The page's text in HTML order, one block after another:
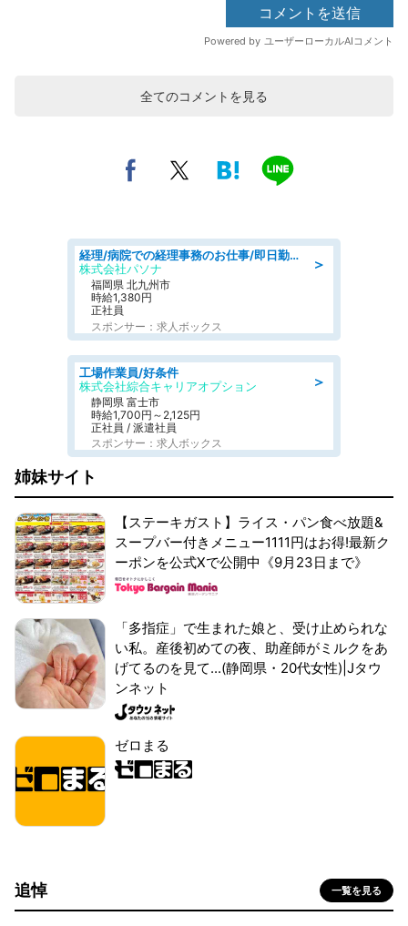
全てのコメントを見る
＞
経理/病院での経理事務のお仕事/即日勤務可/車通勤可/経理/一般事務
株式会社パソナ
福岡県 北九州市
時給1,380円
正社員
スポンサー：求人ボックス
＞
工場作業員/好条件
株式会社綜合キャリアオプション
静岡県 富士市
時給1,700円～2,125円
正社員 / 派遣社員
スポンサー：求人ボックス
姉妹サイト
【ステーキガスト】ライス・パン食べ放題&
スープバー付きメニュー1111円はお得!最新ク
ーポンを公式Xで公開中《9月23日まで》
「多指症」で生まれた娘と、受け止められな
い私。産後初めての夜、助産師がミルクをあ
げてるのを見て...(静岡県・20代女性)|Jタウ
ンネット
ゼロまる
追悼 一覧を見る